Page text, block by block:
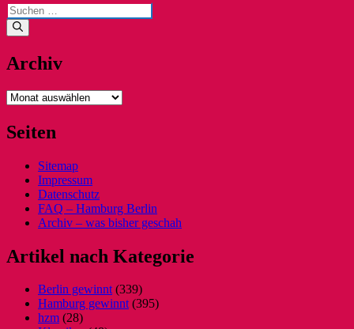
Suchen
nach:
Archiv
Archiv
Seiten
Sitemap
Impressum
Datenschutz
FAQ – Hamburg Berlin
Archiv – was bisher geschah
Artikel nach Kategorie
Berlin gewinnt(339)
Hamburg gewinnt(395)
hzm (28)